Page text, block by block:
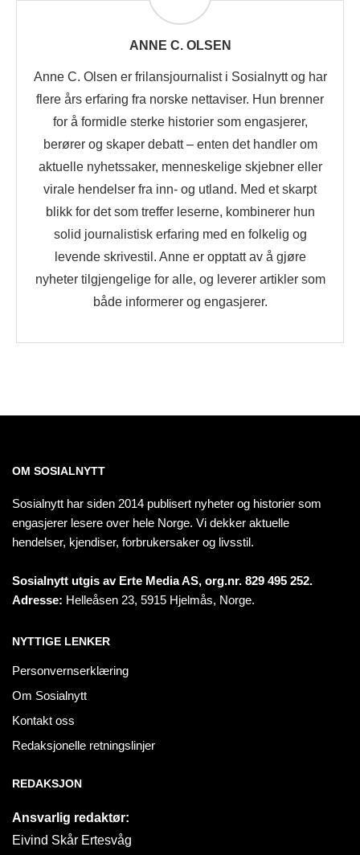
ANNE C. OLSEN
Anne C. Olsen er frilansjournalist i Sosialnytt og har
flere års erfaring fra norske nettaviser. Hun brenner
for å formidle sterke historier som engasjerer,
berører og skaper debatt – enten det handler om
aktuelle nyhetssaker, menneskelige skjebner eller
virale hendelser fra inn- og utland. Med et skarpt
blikk for det som treffer leserne, kombinerer hun
solid journalistisk erfaring med en folkelig og
levende skrivestil. Anne er opptatt av å gjøre
nyheter tilgjengelige for alle, og leverer artikler som
både informerer og engasjerer.
OM SOSIALNYTT
Sosialnytt har siden 2014 publisert nyheter og historier som
engasjerer lesere over hele Norge. Vi dekker aktuelle
hendelser, kjendiser, forbrukersaker og livsstil.
Sosialnytt utgis av Erte Media AS, org.nr. 829 495 252.
Adresse: Helleåsen 23, 5915 Hjelmås, Norge.
NYTTIGE LENKER
Personvernserklæring
Om Sosialnytt
Kontakt oss
Redaksjonelle retningslinjer
REDAKSJON
Ansvarlig redaktør:
Eivind Skår Ertesvåg